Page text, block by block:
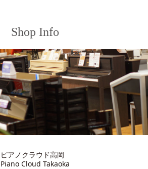
Shop Info
ピアノクラウド高岡
Piano Cloud Takaoka